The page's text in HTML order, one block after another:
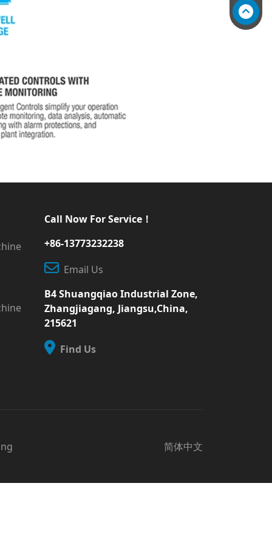
Call Now For Service！
+86-13773232238
Email Us
B4 Shuangqiao Industrial Zone,
Zhangjiagang, Jiangsu,China,
215621
Find Us
简体中文